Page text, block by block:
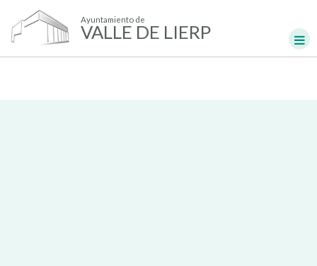
Ayuntamiento de
VALLE DE LIERP